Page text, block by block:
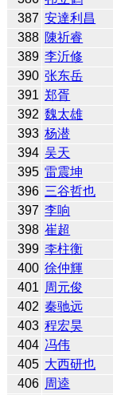
387 安達利昌
388 陳祈睿
389 李沂修
390 张东岳
391 郑胥
392 魏太雄
393 杨潜
394 吴天
395 雷震坤
396 三谷哲也
397 李响
398 崔超
399 李柱衡
400 徐仲輝
401 周元俊
402 秦驰远
403 程宏昊
404 冯伟
405 大西研也
406 周逵